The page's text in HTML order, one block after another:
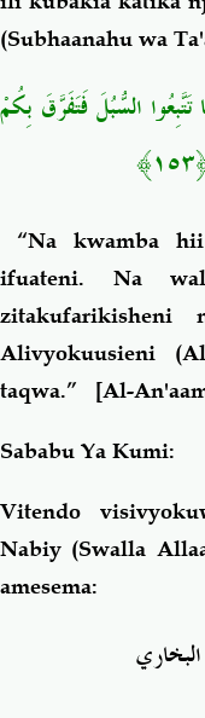
(Subhaanahu wa
السُّبُلَ فَتَفَرَّقَ بِكُمْ
“Na kwamba
ifuateni. Na
Alivyokuusieni
taqwa.”
[Al-
Sababu Ya Kumi:
Vitendo
Nabiy (Swalla
amesema:
البخاري